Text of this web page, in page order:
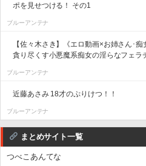
ポを見せつける！ その1
ブルーアンテナ
【佐々木さき】《エロ動画×お姉さん･
貪り尽くす小悪魔系痴女の淫らなフェラ
ブルーアンテナ
近藤あさみ 18才のぷりけつ！！
ブルーアンテナ
まとめサイト一覧
つべこあんてな